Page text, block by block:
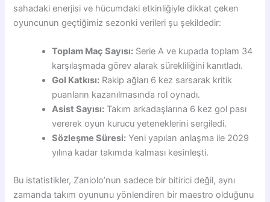
sahadaki enerjisi ve hücumdaki etkinliğiyle dikkat çeken
oyuncunun geçtiğimiz sezonki verileri şu şekildedir:
Toplam Maç Sayısı: Serie A ve kupada toplam 34
karşılaşmada görev alarak sürekliliğini kanıtladı.
Gol Katkısı: Rakip ağları 6 kez sarsarak kritik
puanların kazanılmasında rol oynadı.
Asist Sayısı: Takım arkadaşlarına 6 kez gol pası
vererek oyun kurucu yeteneklerini sergiledi.
Sözleşme Süresi: Yeni yapılan anlaşma ile 2029
yılına kadar takımda kalması kesinleşti.
Bu istatistikler, Zaniolo’nun sadece bir bitirici değil, aynı
zamanda takım oyununu yönlendiren bir maestro olduğunu